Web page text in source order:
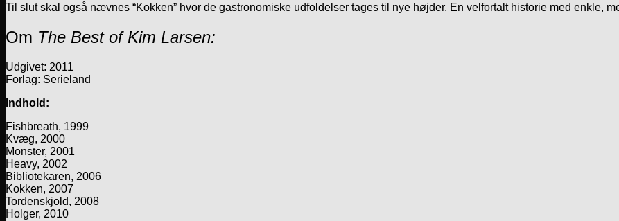
Til slut skal også nævnes “Kokken” hvor de gastronomiske udfoldelser tages til nye højder. En velfortalt historie med enkle,
Om The Best of Kim Larsen:
Udgivet: 2011
Forlag: Serieland
Indhold:
Fishbreath, 1999
Kvæg, 2000
Monster, 2001
Heavy, 2002
Bibliotekaren, 2006
Kokken, 2007
Tordenskjold, 2008
Holger, 2010